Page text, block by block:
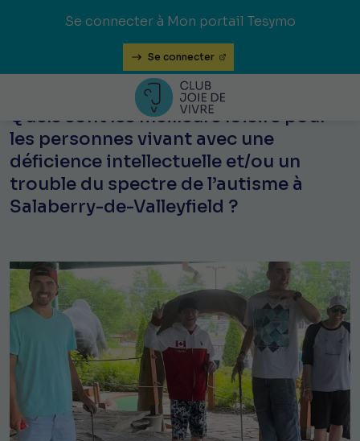
Se connecter à Mon portail Tesymo
Se connecter
Quels sont les meilleurs loisirs pour
les personnes vivant avec une
déficience intellectuelle et/ou un
trouble du spectre de l’autisme à
Salaberry-de-Valleyfield ?